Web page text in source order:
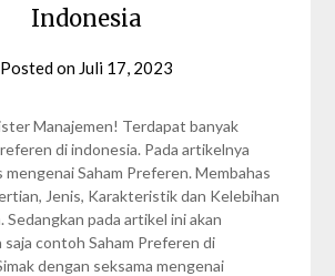
Indonesia
Posted on Juli 17, 2023
Zalfa
Manajemen! Terdapat banyak
di indonesia. Pada artikelnya
mengenai Saham Preferen. Membahas
Jenis, Karakteristik dan Kelebihan
Sedangkan pada artikel ini akan
saja contoh Saham Preferen di
dengan seksama mengenai